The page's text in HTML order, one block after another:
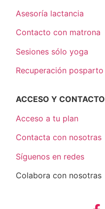
Asesoría lactancia
Contacto con matrona
Sesiones sólo yoga
Recuperación posparto
ACCESO Y CONTACTO
Acceso a tu plan
Contacta con nosotras
Síguenos en redes
Colabora con nosotras